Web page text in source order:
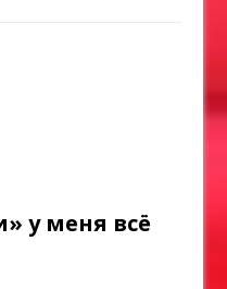
у меня всё